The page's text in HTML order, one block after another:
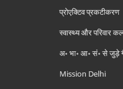
प्रोएक्टिव प्रकटीकरण
स्वास्थ्य और परिवार
अ॰ भा॰ आ॰ सं॰ से जुड़े
Mission Delhi